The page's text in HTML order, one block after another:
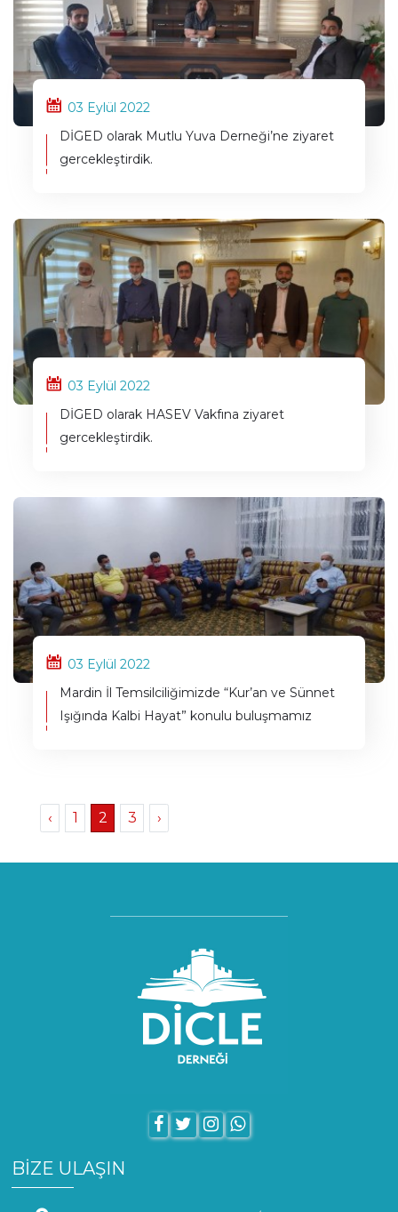
03 Eylül 2022
DİGED olarak Mutlu Yuva Derneği’ne ziyaret
gercekleştirdik.
03 Eylül 2022
DİGED olarak HASEV Vakfına ziyaret
gercekleştirdik.
03 Eylül 2022
Mardin İl Temsilciliğimizde “Kur’an ve Sünnet
Işığında Kalbi Hayat” konulu buluşmamız
‹ 1 2 3 ›
BİZE ULAŞIN